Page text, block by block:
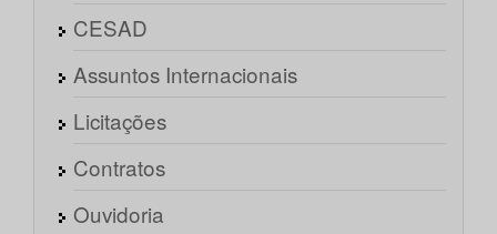
CESAD
Assuntos Internacionais
Licitações
Contratos
Ouvidoria